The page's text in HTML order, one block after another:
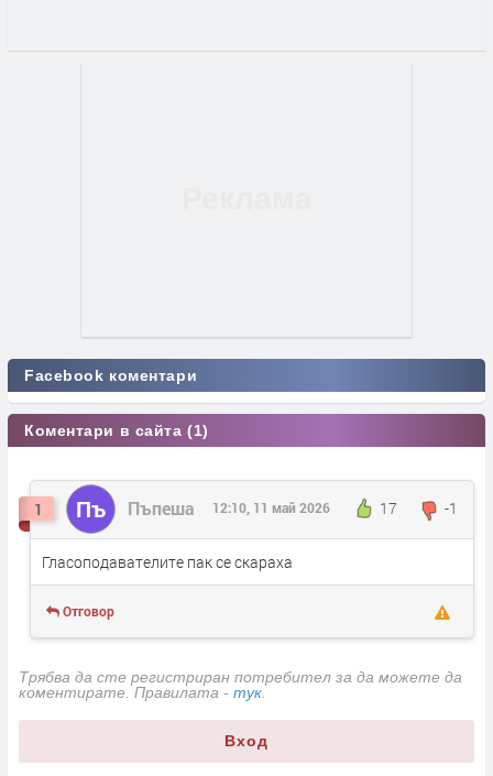
Facebook коментари
Коментари в сайта (1)
1 Пъ Пъпеша 17 -1
12:10, 11 май 2026
Гласоподавателите пак се скараха
Отговор
Трябва да сте регистриран потребител за да можете да
коментирате. Правилата - тук.
Вход